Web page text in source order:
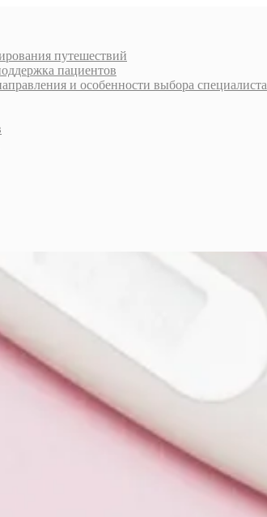
путешествий
пациентов
и особенности выбора специалиста